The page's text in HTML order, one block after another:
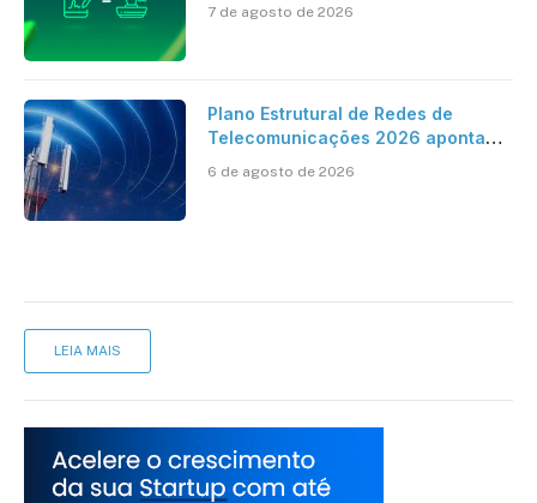
cartório
7 de agosto de 2026
Plano Estrutural de Redes de
Telecomunicações 2026 aponta
mantém desafio
6 de agosto de 2026
LEIA MAIS